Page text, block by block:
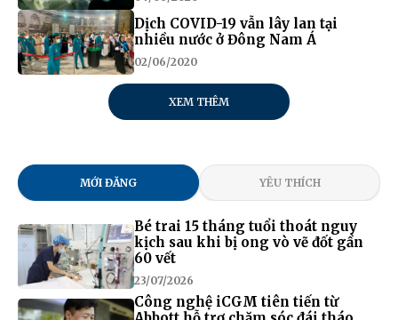
Dịch COVID-19 vẫn lây lan tại
nhiều nước ở Đông Nam Á
02/06/2020
XEM THÊM
MỚI ĐĂNG YÊU THÍCH
Bé trai 15 tháng tuổi thoát nguy
kịch sau khi bị ong vò vẽ đốt gần
60 vết
23/07/2026
Công nghệ iCGM tiên tiến từ